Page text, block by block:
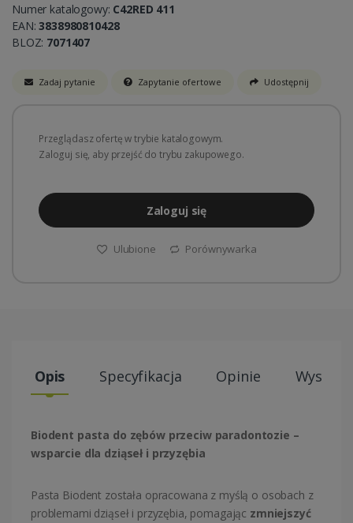
Numer katalogowy: C42RED 411
EAN:3838980810428
BLOZ: 7071407
Zadaj pytanie Zapytanie ofertowe Udostępnij
Przeglądasz ofertę w trybie katalogowym.
Zaloguj się, aby przejść do trybu zakupowego.
Zaloguj się
Ulubione Porównywarka
Opis Specyfikacja Opinie Wysyłki
Biodent pasta do zębów przeciw paradontozie –
wsparcie dla dziąseł i przyzębia
Pasta Biodent została opracowana z myślą o osobach z
problemami dziąseł i przyzębia, pomagając zmniejszyć